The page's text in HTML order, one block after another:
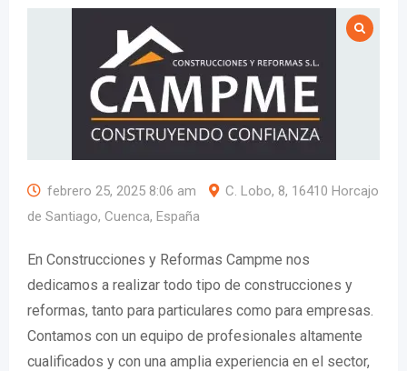
febrero 25, 2025 8:06 am
C. Lobo, 8, 16410 Horcajo
de Santiago, Cuenca, España
En Construcciones y Reformas Campme nos
dedicamos a realizar todo tipo de construcciones y
reformas, tanto para particulares como para empresas.
Contamos con un equipo de profesionales altamente
cualificados y con una amplia experiencia en el sector,